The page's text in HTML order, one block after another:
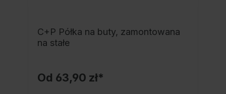
C+P Półka na buty, zamontowana
na stałe
Od 63,90 zł*